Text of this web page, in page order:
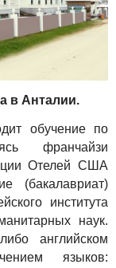
в Анталии.
обучение по
франчайзи
Отелей США
(бакалавриат)
института
наук.
английском
языков: